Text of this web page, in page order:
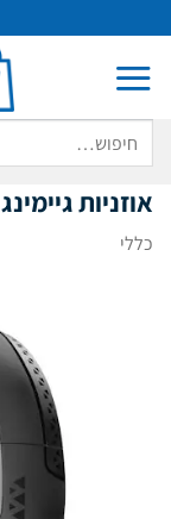
to
content
אוזניות גיימינג X7 PRO ONIKUMA
כללי